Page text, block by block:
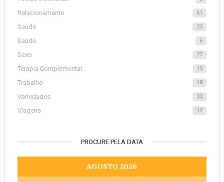
Relacionamento 61
Saúde 23
Saúde 6
Sexo 27
Terapia Complementar 15
Trabalho 18
Variedades 33
Viagens 12
PROCURE PELA DATA
AGOSTO 2026